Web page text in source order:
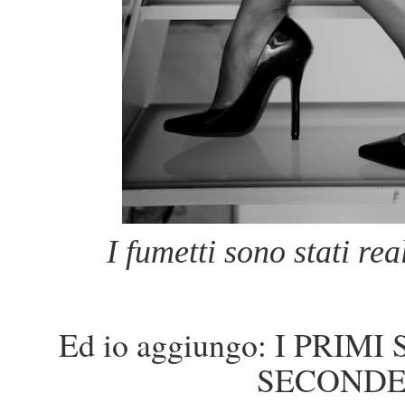
I fumetti sono stati
Ed io aggiungo: I PRIMI